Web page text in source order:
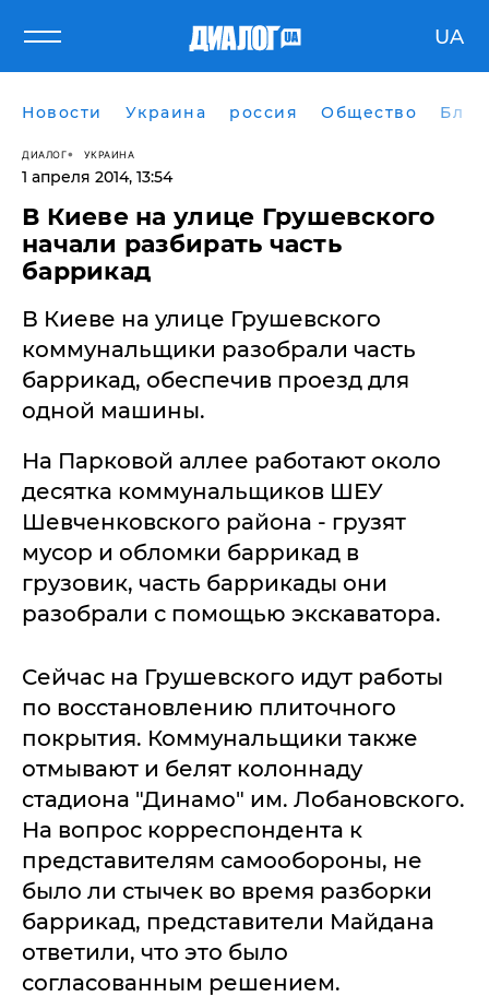
UA
Новости Украина россия Общество
ДИАЛОГ УКРАИНА
1 апреля 2014, 13:54
В Киеве на улице Грушевского
начали разбирать часть
баррикад
В Киеве на улице Грушевского
коммунальщики разобрали часть
баррикад, обеспечив проезд для
одной машины.
На Парковой аллее работают около
десятка коммунальщиков ШЕУ
Шевченковского района - грузят
мусор и обломки баррикад в
грузовик, часть баррикады они
разобрали с помощью экскаватора.
Сейчас на Грушевского идут работы
по восстановлению плиточного
покрытия. Коммунальщики также
отмывают и белят колоннаду
стадиона "Динамо" им. Лобановского.
На вопрос корреспондента к
представителям самообороны, не
было ли стычек во время разборки
баррикад, представители Майдана
ответили, что это было
согласованным решением.